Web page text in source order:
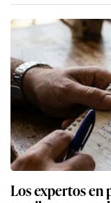
Los expertos en